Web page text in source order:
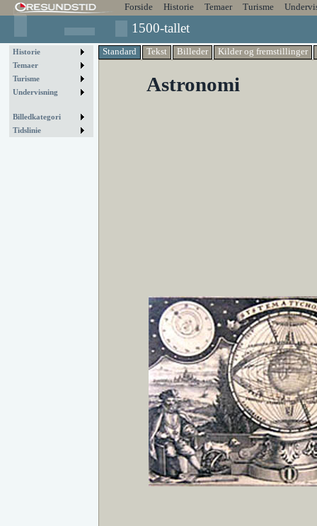
Forside Historie Temaer Turisme
1500-tallet
Historie
Temaer
Turisme
Undervisning
Billedkategori
Tidslinie
Standard Tekst Billeder Kilder og fremstillinger
Astronomi